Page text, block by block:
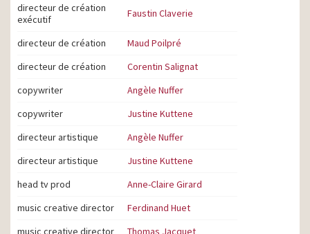
directeur de création
exécutif
Faustin Claverie
directeur de création
Maud Poilpré
directeur de création
Corentin Salignat
copywriter
Angèle Nuffer
copywriter
Justine Kuttene
directeur artistique
Angèle Nuffer
directeur artistique
Justine Kuttene
head tv prod
Anne-Claire Girard
music creative director
Ferdinand Huet
music creative director
Thomas Jacquet